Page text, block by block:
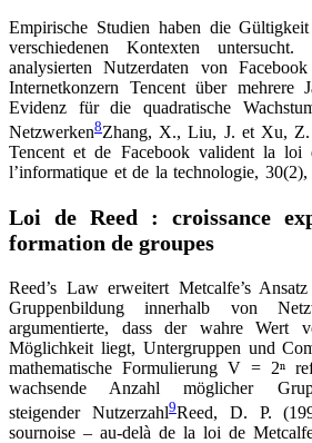
Empirische Studien haben die
verschiedenen Kontexten
analysierten Nutzerdaten von
Internetkonzern Tencent über mehrere
Evidenz für die quadratische
Netzwerken8Zhang, X., Liu, J. et Xu, Z.
Tencent et de Facebook valident la loi
l’informatique et de la technologie,
Loi de Reed : croissance
formation de groupes
Reed’s Law erweitert Metcalfe’s
Gruppenbildung innerhalb von
argumentierte, dass der wahre Wert
Möglichkeit liegt, Untergruppen und
mathematische Formulierung V = 2ⁿ
wachsende Anzahl möglicher
steigender Nutzerzahl9Reed, D. P.
sournoise – au-delà de la loi de